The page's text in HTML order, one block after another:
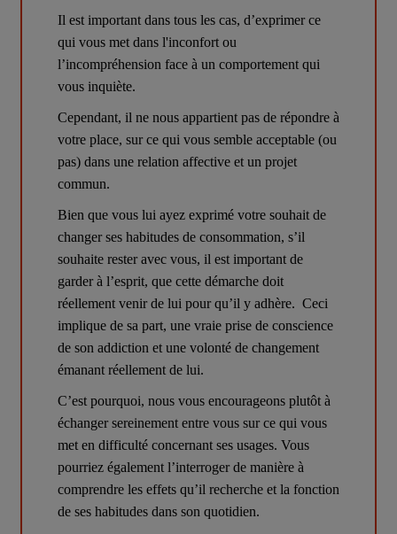
Il est important dans tous les cas, d’exprimer ce
qui vous met dans l'inconfort ou
l’incompréhension face à un comportement qui
vous inquiète.
Cependant, il ne nous appartient pas de répondre à
votre place, sur ce qui vous semble acceptable (ou
pas) dans une relation affective et un projet
commun.
Bien que vous lui ayez exprimé votre souhait de
changer ses habitudes de consommation, s’il
souhaite rester avec vous, il est important de
garder à l’esprit, que cette démarche doit
réellement venir de lui pour qu’il y adhère.  Ceci
implique de sa part, une vraie prise de conscience
de son addiction et une volonté de changement
émanant réellement de lui.
C’est pourquoi, nous vous encourageons plutôt à
échanger sereinement entre vous sur ce qui vous
met en difficulté concernant ses usages. Vous
pourriez également l’interroger de manière à
comprendre les effets qu’il recherche et la fonction
de ses habitudes dans son quotidien.